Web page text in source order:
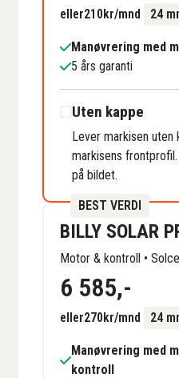
eller210kr/mnd 24
Manøvrering med
5 års garanti
Uten kappe
Lever markisen uten
markisens
på bildet.
BEST VERDI
BILLY SOLAR
Motor & kontroll •
6 585,-
eller270kr/mnd 24
Manøvrering med
kontroll